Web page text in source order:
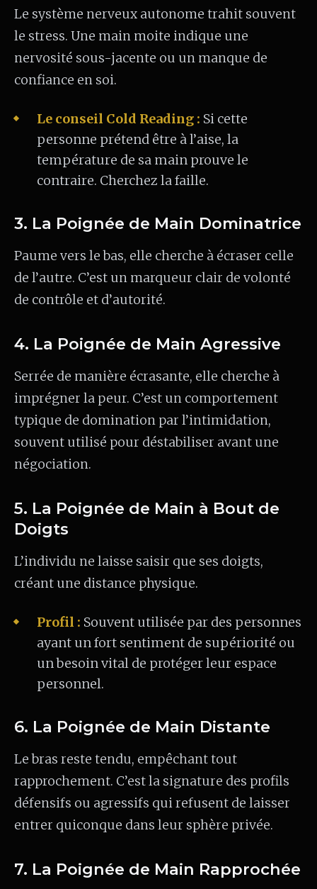
Le système nerveux autonome trahit souvent
le stress. Une main moite indique une
nervosité sous-jacente ou un manque de
confiance en soi.
Le conseil Cold Reading : Si cette
personne prétend être à l’aise, la
température de sa main prouve le
contraire. Cherchez la faille.
3. La Poignée de Main Dominatrice
Paume vers le bas, elle cherche à écraser celle
de l’autre. C’est un marqueur clair de volonté
de contrôle et d’autorité.
4. La Poignée de Main Agressive
Serrée de manière écrasante, elle cherche à
imprégner la peur. C’est un comportement
typique de domination par l’intimidation,
souvent utilisé pour déstabiliser avant une
négociation.
5. La Poignée de Main à Bout de
Doigts
L’individu ne laisse saisir que ses doigts,
créant une distance physique.
Profil : Souvent utilisée par des personnes
ayant un fort sentiment de supériorité ou
un besoin vital de protéger leur espace
personnel.
6. La Poignée de Main Distante
Le bras reste tendu, empêchant tout
rapprochement. C’est la signature des profils
défensifs ou agressifs qui refusent de laisser
entrer quiconque dans leur sphère privée.
7. La Poignée de Main Rapprochée